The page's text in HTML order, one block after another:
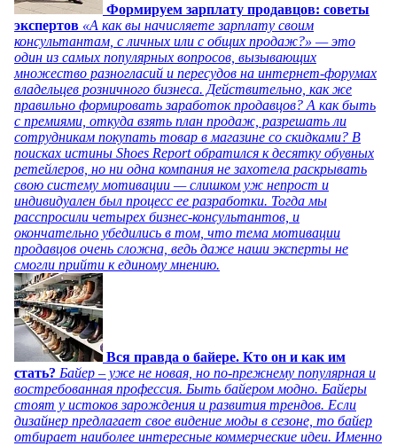
Формируем зарплату продавцов: советы
экспертов «А как вы начисляете зарплату своим
консультантам, с личных или с общих продаж?» — это
один из самых популярных вопросов, вызывающих
множество разногласий и пересудов на интернет-форумах
владельцев розничного бизнеса. Действительно, как же
правильно формировать заработок продавцов? А как быть
с премиями, откуда взять план продаж, разрешать ли
сотрудникам покупать товар в магазине со скидками? В
поисках истины Shoes Report обратился к десятку обувных
ретейлеров, но ни одна компания не захотела раскрывать
свою систему мотивации — слишком уж непрост и
индивидуален был процесс ее разработки. Тогда мы
расспросили четырех бизнес-консультантов, и
окончательно убедились в том, что тема мотивации
продавцов очень сложна, ведь даже наши эксперты не
смогли прийти к единому мнению.
Вся правда о байере. Кто он и как им
стать? Байер – уже не новая, но по-прежнему популярная и
востребованная профессия. Быть байером модно. Байеры
стоят у истоков зарождения и развития трендов. Если
дизайнер предлагает свое видение моды в сезоне, то байер
отбирает наиболее интересные коммерческие идеи. Именно